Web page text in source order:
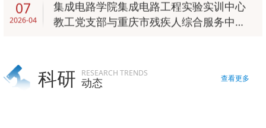
于树立和践行正确政绩观论述摘编》
等学习材料。集中学习阶段，通过原
立和践行正确政绩观的重要论述、...
07
2026-04
集成电路学院集成电路工程实验实训中心
教工党支部与重庆市残疾人综合服务中心
科研 RESEARCH TRENDS
动态 查看更多